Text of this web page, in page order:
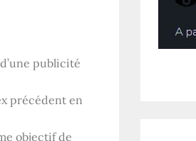
publicité
précédent en
objectif de